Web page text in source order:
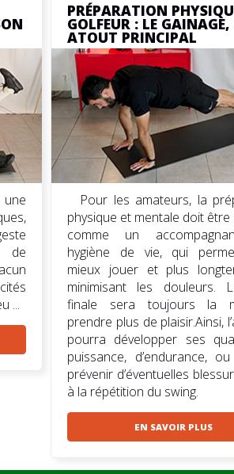
de
...
PRÉPARATION
GOLFEUR : LE
ATOUT PRINCIPAL
Pour les amateurs, la
physique et mentale doit être
comme un
hygiène de vie, qui
mieux jouer et plus
minimisant les douleurs.
finale sera toujours la
prendre plus de plaisir.Ainsi,
pourra développer ses
puissance, d’endurance,
prévenir d’éventuelles
à la répétition du swing.
EN SAVOIR PLUS